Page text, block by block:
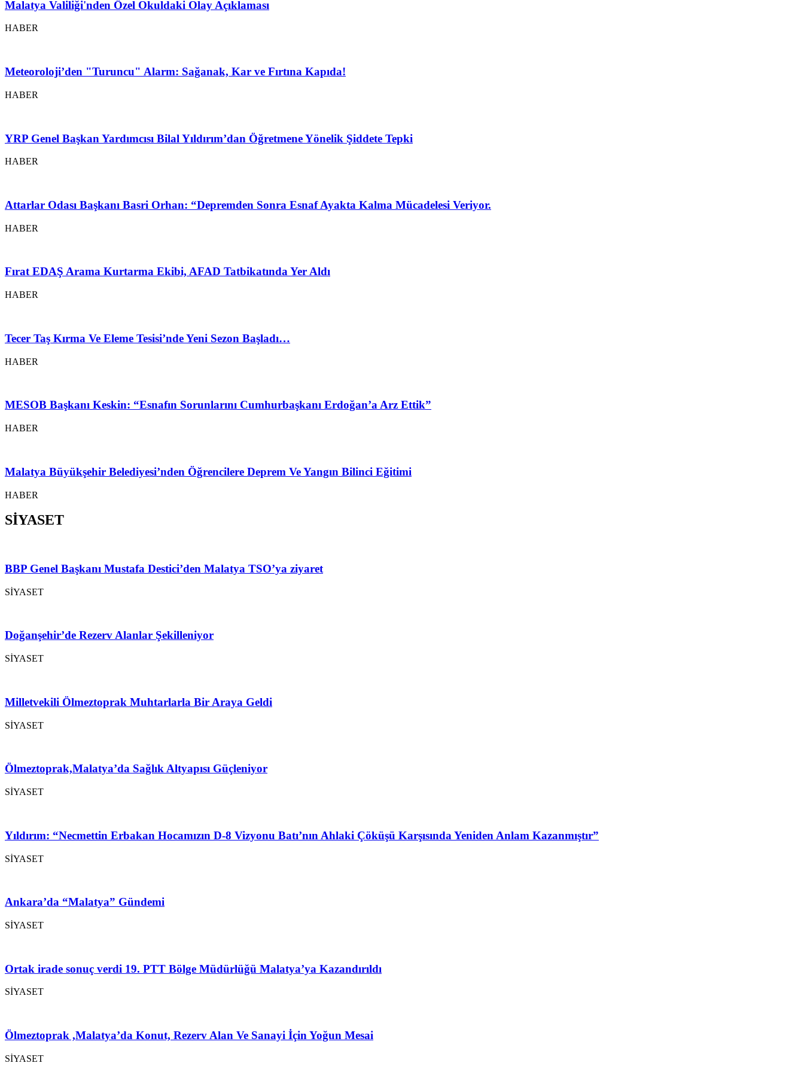
Malatya Valiliği'nden Özel Okuldaki Olay Açıklaması
HABER
Meteoroloji’den "Turuncu" Alarm: Sağanak, Kar ve Fırtına Kapıda!
HABER
YRP Genel Başkan Yardımcısı Bilal Yıldırım’dan Öğretmene Yönelik Şiddete Tepki
HABER
Attarlar Odası Başkanı Basri Orhan: “Depremden Sonra Esnaf Ayakta Kalma Mücadelesi Veriyor.
HABER
Fırat EDAŞ Arama Kurtarma Ekibi, AFAD Tatbikatında Yer Aldı
HABER
Tecer Taş Kırma Ve Eleme Tesisi’nde Yeni Sezon Başladı…
HABER
MESOB Başkanı Keskin: “Esnafın Sorunlarını Cumhurbaşkanı Erdoğan’a Arz Ettik”
HABER
Malatya Büyükşehir Belediyesi’nden Öğrencilere Deprem Ve Yangın Bilinci Eğitimi
HABER
SİYASET
BBP Genel Başkanı Mustafa Destici’den Malatya TSO’ya ziyaret
SİYASET
Doğanşehir’de Rezerv Alanlar Şekilleniyor
SİYASET
Milletvekili Ölmeztoprak Muhtarlarla Bir Araya Geldi
SİYASET
Ölmeztoprak,Malatya’da Sağlık Altyapısı Güçleniyor
SİYASET
Yıldırım: “Necmettin Erbakan Hocamızın D-8 Vizyonu Batı’nın Ahlaki Çöküşü Karşısında Yeniden Anlam Kazanmıştır”
SİYASET
Ankara’da “Malatya” Gündemi
SİYASET
Ortak irade sonuç verdi 19. PTT Bölge Müdürlüğü Malatya’ya Kazandırıldı
SİYASET
Ölmeztoprak ,Malatya’da Konut, Rezerv Alan Ve Sanayi İçin Yoğun Mesai
SİYASET